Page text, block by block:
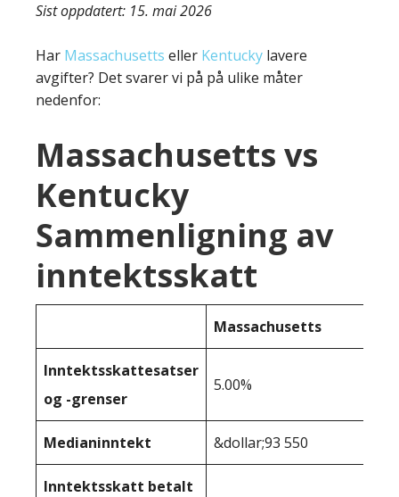
Sist oppdatert: 15. mai 2026
Har Massachusetts eller Kentucky lavere
avgifter? Det svarer vi på på ulike måter
nedenfor:
Massachusetts vs
Kentucky
Sammenligning av
inntektsskatt
Massachusetts
Inntektsskattesatser
og -grenser
5.00%
Medianinntekt &dollar;93 550
Inntektsskatt betalt